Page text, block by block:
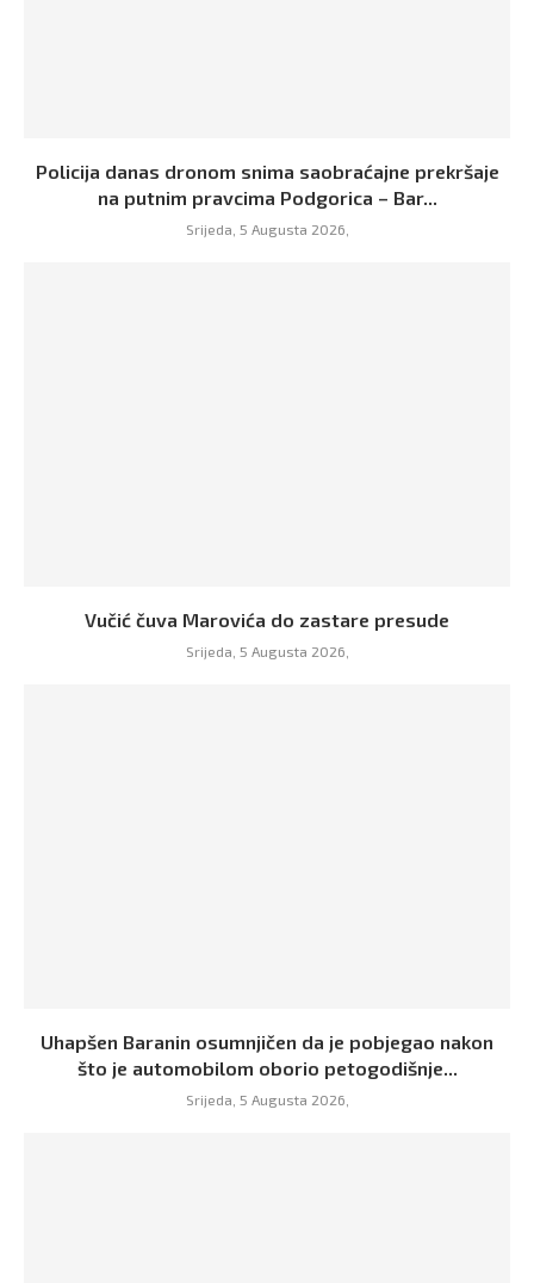
Policija danas dronom snima saobraćajne prekršaje
na putnim pravcima Podgorica – Bar...
Srijeda, 5 Augusta 2026,
Vučić čuva Marovića do zastare presude
Srijeda, 5 Augusta 2026,
Uhapšen Baranin osumnjičen da je pobjegao nakon
što je automobilom oborio petogodišnje...
Srijeda, 5 Augusta 2026,